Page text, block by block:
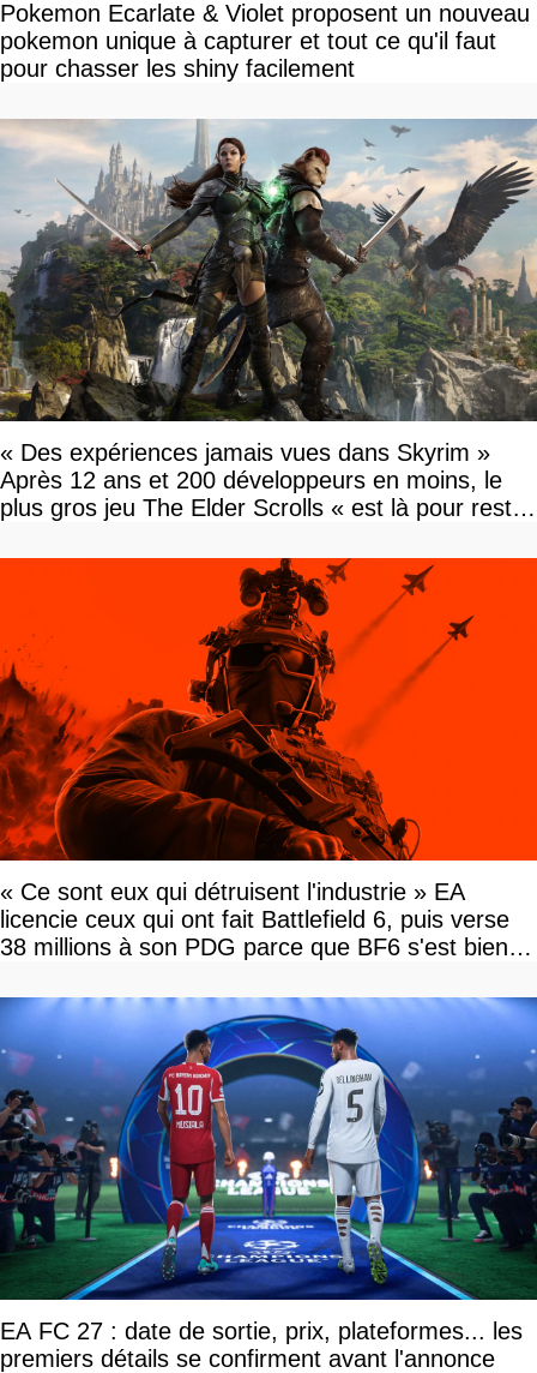
Pokemon Ecarlate & Violet proposent un nouveau
pokemon unique à capturer et tout ce qu'il faut
pour chasser les shiny facilement
« Des expériences jamais vues dans Skyrim »
Après 12 ans et 200 développeurs en moins, le
plus gros jeu The Elder Scrolls « est là pour rester
« Ce sont eux qui détruisent l'industrie » EA
licencie ceux qui ont fait Battlefield 6, puis verse
38 millions à son PDG parce que BF6 s'est bien
EA FC 27 : date de sortie, prix, plateformes... les
premiers détails se confirment avant l'annonce